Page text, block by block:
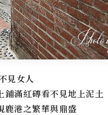
見女人
鋪滿紅磚看不見地上泥土
鹿港之繁華與鼎盛